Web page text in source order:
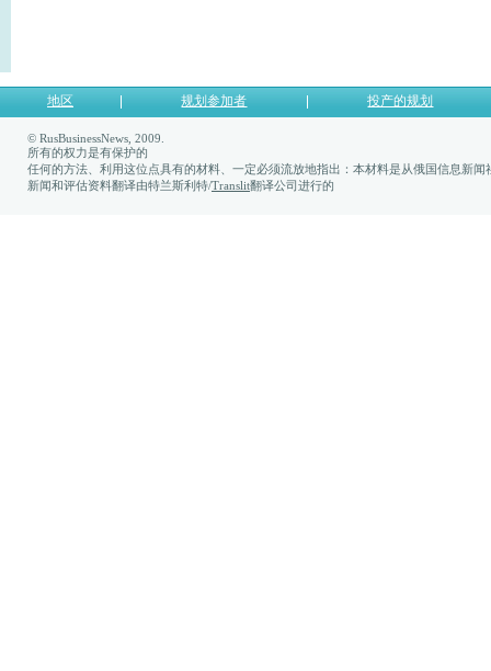
地区 规划参加者 投产的规划
© RusBusinessNews, 2009.
所有的权力是有保护的
任何的方法、利用这位点具有的材料、一定必须流放地指出：本材料是从俄国信息新闻
新闻和评估资料翻译由特兰斯利特/Translit翻译公司进行的